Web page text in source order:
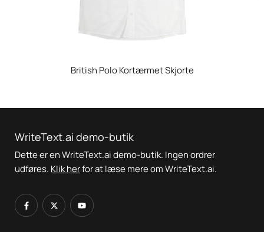
British Polo Kortærmet Skjorte
WriteText.ai demo-butik
Dette er en WriteText.ai demo-butik. Ingen ordrer
udføres. Klik herfor at læse mere om WriteText.ai.